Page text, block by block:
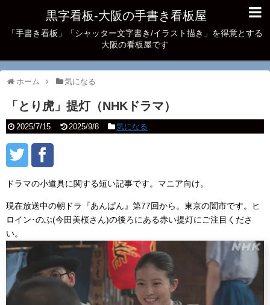
黒字看板‐大阪の手書き看板屋
「手書き看板」「シャッター文字書き/イラスト描き」を得意とする
大阪の看板屋です
ホーム 気になる
「とり虎」提灯（NHKドラマ）
2025/7/15 2025/9/8 気になる
ドラマの小道具に関する短い記事です。マニア向け。
現在放送中の朝ドラ『あんぱん』第77回から。東京の闇市です。ヒ
ロイン･のぶ(今田美桜さん)の後ろにある赤い提灯にご注目くださ
い。